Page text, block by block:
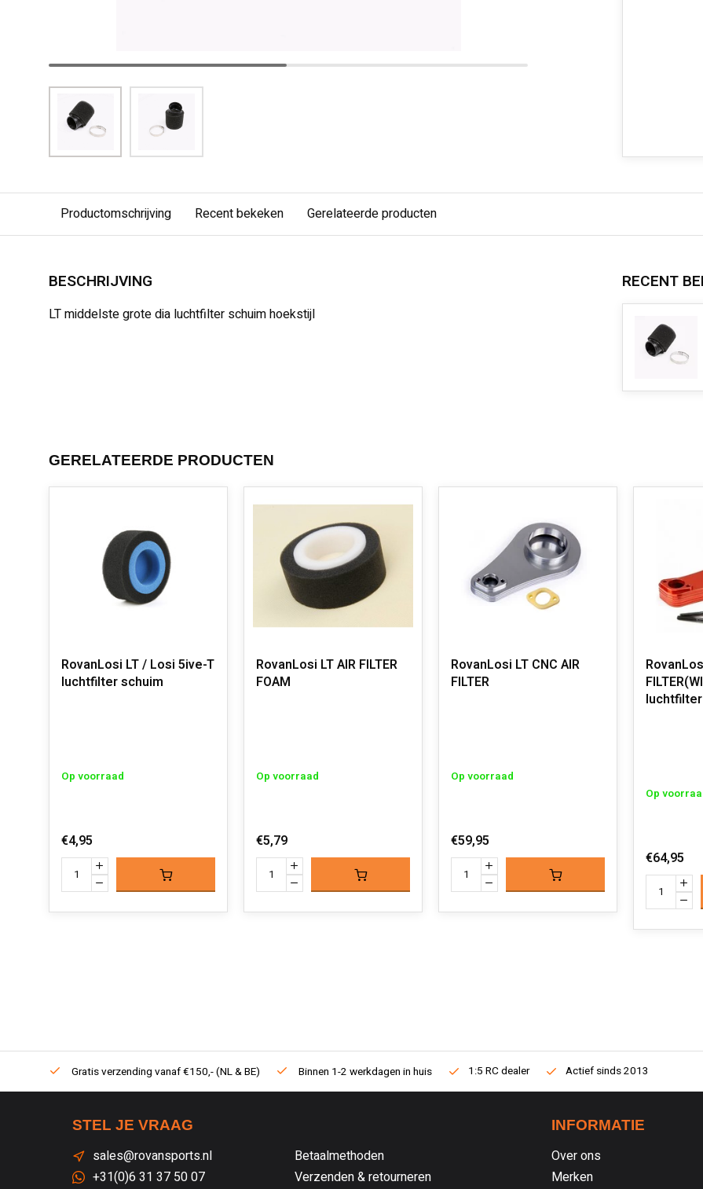
Productomschrijving Recent bekeken Gerelateerde producten
BESCHRIJVING
LT middelste grote dia luchtfilter schuim hoekstijl
RECENT
GERELATEERDE PRODUCTEN
RovanLosi LT / Losi 5ive-T
luchtfilter schuim
Op voorraad
€4,95
RovanLosi LT AIR FILTER
FOAM
Op voorraad
€5,79
RovanLosi LT CNC AIR
FILTER
Op voorraad
€59,95
Op
€64,95
Gratis verzending vanaf €150,- (NL & BE) Binnen 1-2 werkdagen in huis 1:5 RC dealer Actief sinds 2013
STEL JE VRAAG
sales@rovansports.nl
+31(0)6 31 37 50 07
Betaalmethoden
Verzenden & retourneren
INFORMATIE
Over ons
Merken